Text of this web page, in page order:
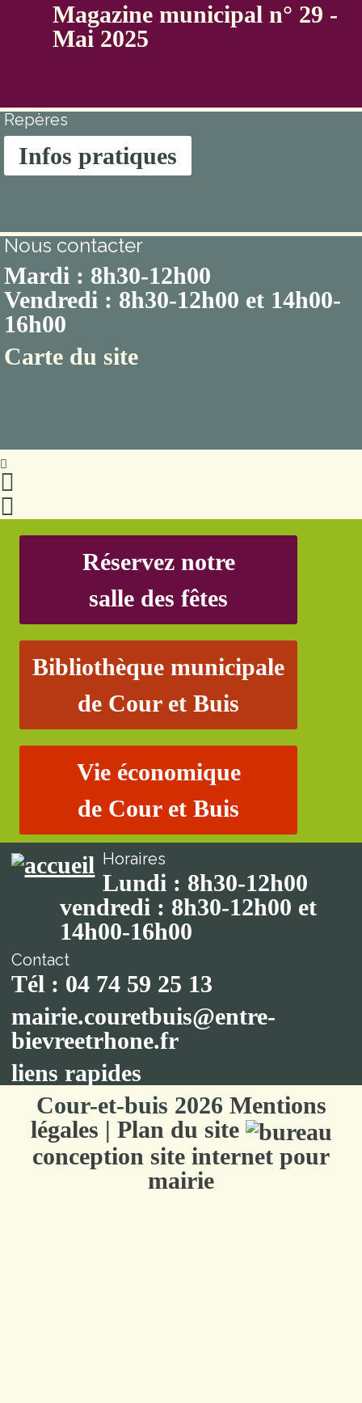
Magazine municipal n° 29 -
Mai 2025
Repères
Infos pratiques
Nous contacter
Mardi : 8h30-12h00
Vendredi : 8h30-12h00 et 14h00-
16h00
Carte du site
Réservez notre
salle des fêtes
Bibliothèque municipale
de Cour et Buis
Vie économique
de Cour et Buis
Horaires
Lundi : 8h30-12h00
vendredi : 8h30-12h00 et
14h00-16h00
Contact
Tél : 04 74 59 25 13
mairie.couretbuis@entre-
bievreetrhone.fr
liens rapides
Cour-et-buis 2026 Mentions
légales | Plan du site
conception site internet pour
mairie